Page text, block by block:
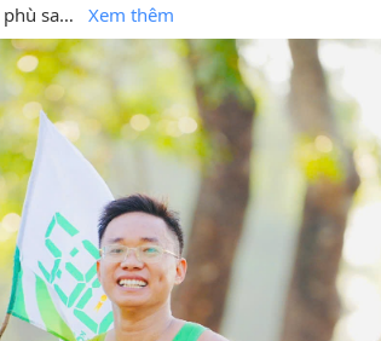
sa…
Xem thêm